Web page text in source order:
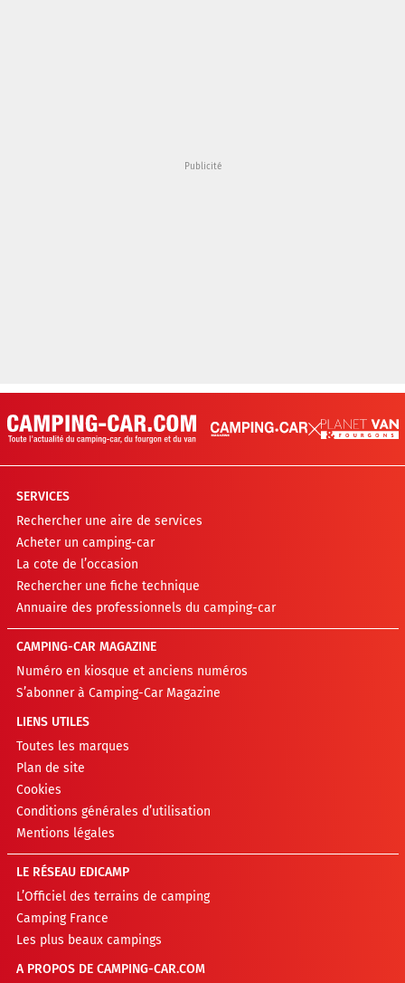
SERVICES
Rechercher une aire de services
Acheter un camping-car
La cote de l’occasion
Rechercher une fiche technique
Annuaire des professionnels du camping-car
CAMPING-CAR MAGAZINE
Numéro en kiosque et anciens numéros
S’abonner à Camping-Car Magazine
LIENS UTILES
Toutes les marques
Plan de site
Cookies
Conditions générales d’utilisation
Mentions légales
LE RÉSEAU EDICAMP
L’Officiel des terrains de camping
Camping France
Les plus beaux campings
A PROPOS DE CAMPING-CAR.COM